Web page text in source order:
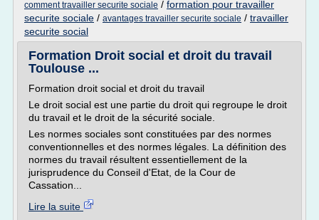
comment travailler securite sociale / formation pour travailler
securite sociale / avantages travailler securite sociale / travailler
securite social
Formation Droit social et droit du travail
Toulouse ...
Formation droit social et droit du travail
Le droit social est une partie du droit qui regroupe le droit
du travail et le droit de la sécurité sociale.
Les normes sociales sont constituées par des normes
conventionnelles et des normes légales. La définition des
normes du travail résultent essentiellement de la
jurisprudence du Conseil d'Etat, de la Cour de
Cassation...
Lire la suite